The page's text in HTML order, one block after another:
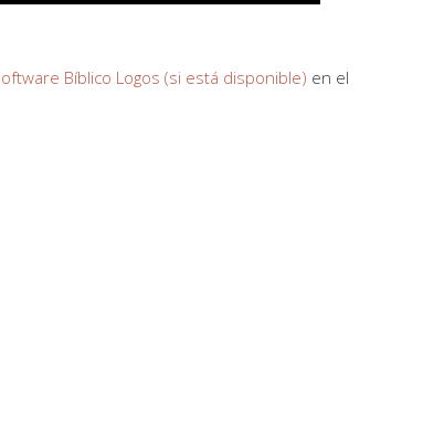
en el